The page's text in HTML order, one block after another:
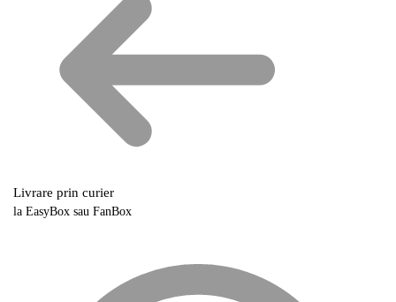
Livrare prin curier
la EasyBox sau FanBox